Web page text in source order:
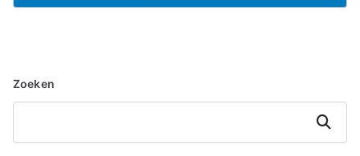
Zoeken
Zoeken